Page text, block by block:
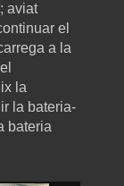
aviat
el
a la
la
la bateria-
bateria